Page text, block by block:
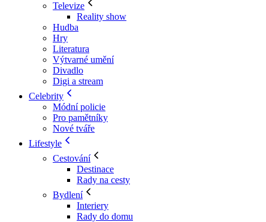
Televize
Reality show
Hudba
Hry
Literatura
Výtvarné umění
Divadlo
Digi a stream
Celebrity
Módní policie
Pro pamětníky
Nové tváře
Lifestyle
Cestování
Destinace
Rady na cesty
Bydlení
Interiery
Rady do domu